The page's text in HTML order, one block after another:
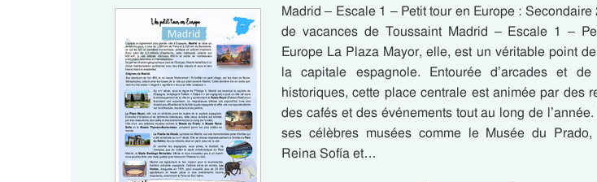
Madrid – Escale 1 – Petit tour en Europe :
de vacances de Toussaint Madrid – Escale 1 –
Europe La Plaza Mayor, elle, est un véritable point
la capitale espagnole. Entourée d’arcades et de
historiques, cette place centrale est animée par des
des cafés et des événements tout au long de l’année.
ses célèbres musées comme le Musée du
Reina Sofía et…